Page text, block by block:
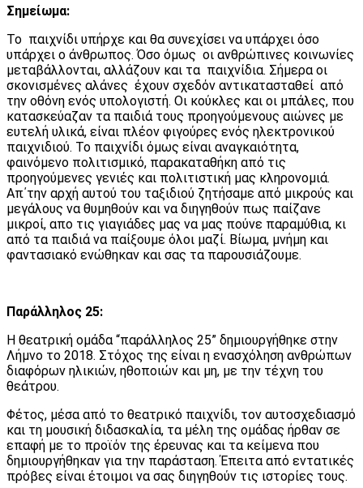
Σημείωμα:
Το παιχνίδι υπήρχε και θα συνεχίσει να υπάρχει όσο
υπάρχει ο άνθρωπος. Όσο όμως οι ανθρώπινες κοινωνίες
μεταβάλλονται, αλλάζουν και τα παιχνίδια. Σήμερα οι
σκονισμένες αλάνες έχουν σχεδόν αντικατασταθεί από
την οθόνη ενός υπολογιστή. Οι κούκλες και οι μπάλες, που
κατασκεύαζαν τα παιδιά τους προηγούμενους αιώνες με
ευτελή υλικά, είναι πλέον φιγούρες ενός ηλεκτρονικού
παιχνιδιού. Το παιχνίδι όμως είναι αναγκαιότητα,
φαινόμενο πολιτισμικό, παρακαταθήκη από τις
προηγούμενες γενιές και πολιτιστική μας κληρονομιά.
Απ΄την αρχή αυτού του ταξιδιού ζητήσαμε από μικρούς και
μεγάλους να θυμηθούν και να διηγηθούν πως παίζανε
μικροί, απο τις γιαγιάδες μας να μας πούνε παραμύθια, κι
από τα παιδιά να παίξουμε όλοι μαζί. Βίωμα, μνήμη και
φαντασιακό ενώθηκαν και σας τα παρουσιάζουμε.
Παράλληλος 25:
Η θεατρική ομάδα “παράλληλος 25” δημιουργήθηκε στην
Λήμνο το 2018. Στόχος της είναι η ενασχόληση ανθρώπων
διαφόρων ηλικιών, ηθοποιών και μη, με την τέχνη του
θεάτρου.
Φέτος, μέσα από το θεατρικό παιχνίδι, τον αυτοσχεδιασμό
και τη μουσική διδασκαλία, τα μέλη της ομάδας ήρθαν σε
επαφή με το προϊόν της έρευνας και τα κείμενα που
δημιουργήθηκαν για την παράσταση. Έπειτα από εντατικές
πρόβες είναι έτοιμοι να σας διηγηθούν τις ιστορίες τους.